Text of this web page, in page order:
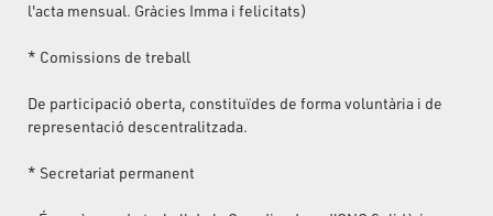
l'acta mensual. Gràcies Imma i felicitats)
* Comissions de treball
De participació oberta, constituïdes de forma voluntària i de
representació descentralitzada.
* Secretariat permanent